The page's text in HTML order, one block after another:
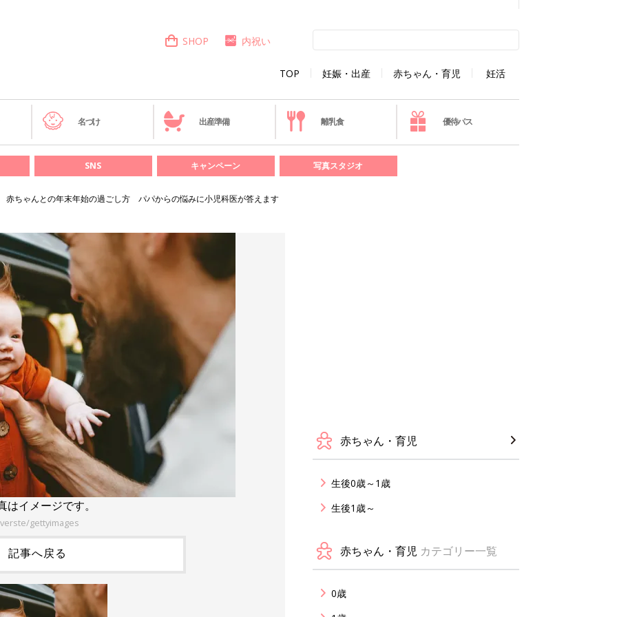
TOP 妊娠・出産 赤ちゃん・育児 妊活
SHOP 内祝い
名づけ 出産準備 離乳食 優待パス
SNS キャンペーン 写真スタジオ
赤ちゃんとの年末年始の過ごし方 パパからの悩みに小児科医が答えます
はイメージです。
gettyimages
記事へ戻る
赤ちゃん・育児
生後0歳～1歳
生後1歳～
赤ちゃん・育児 カテゴリー一覧
0歳